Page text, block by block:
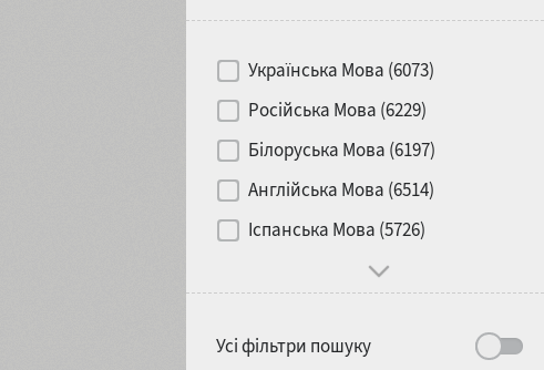
Ширина
Контраст
Гендерний стереотип
Характер і поведінка
Українська Мова (6073)
Російська Мова (6229)
Білоруська Мова (6197)
Англійська Мова (6514)
Іспанська Мова (5726)
Усі фільтри пошуку